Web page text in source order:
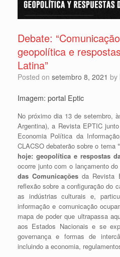
Debate:
geopolítica e
Latina”
Posted on setembro 8, 2021 by
Imagem: portal Eptic
No próximo dia 13 de setembro,
Argentina), a Revista EPTIC
Economia Política da
CLACSO debaterão sobre o tema “
hoje: geopolítica e respostas
ocorre junto com o lançamento
das Comunicações da Revista
reflexão sobre a configuração do
as indústrias culturais e,
informação e comunicação
mapa de poder que ultrapassa
aos Estados Nacionais e se
governança e formas de
incluindo a economia,